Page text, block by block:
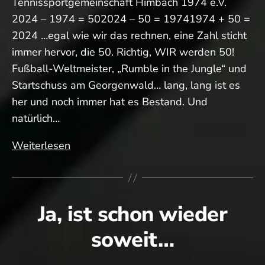
2024 – 1974 = 502024 – 50 = 19741974 + 50 =
2024 …egal wie wir das rechnen, eine Zahl sticht
immer hervor, die 50. Richtig, WIR werden 50!
Fußball-Weltmeister, „Rumble in the Jungle“ und
Startschuss am Georgenwald… lang, lang ist es
her und noch immer hat es Bestand. Und
natürlich…
Weiterlesen
Jubiläumsjahr!
Ja, ist schon wieder
soweit…